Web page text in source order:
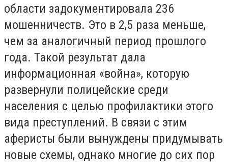
области задокументировала 236
мошенничеств. Это в 2,5 раза меньше,
чем за аналогичный период прошлого
года. Такой результат дала
информационная «война», которую
развернули полицейские среди
населения с целью профилактики этого
вида преступлений. В связи с этим
аферисты были вынуждены придумывать
новые схемы, однако многие до сих пор